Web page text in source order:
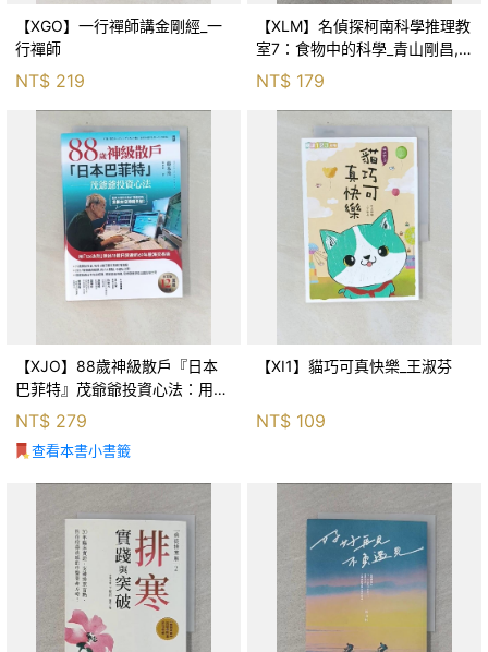
【XGO】一行禪師講金剛經_一
行禪師
NT$ 219
【XLM】名偵探柯南科學推理教
室7：食物中的科學_青山剛昌,
NT$ 179
【XJO】88歲神級散戶『日本
巴菲特』茂爺爺投資心法：用
「126法則」滾出18億円資產的
69年股海交易術_藤本茂, 賴惠
鈴
NT$ 279
查看本書小書籤
【XI1】貓巧可真快樂_王淑芬
NT$ 109